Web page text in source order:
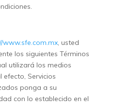
www.sfe.com.mx, usted
los siguientes Términos
utilizará los medios
efecto, Servicios
ponga a su
con lo establecido en el